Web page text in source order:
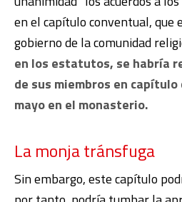
en el capítulo conventual, que
gobierno de la comunidad
en los estatutos, se habría
de sus miembros en
mayo en el monasterio.
La monja tránsfuga
Sin embargo, este capítulo